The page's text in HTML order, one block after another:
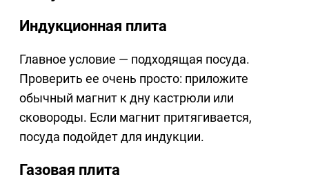
Индукционная плита
Главное условие — подходящая посуда.
Проверить ее очень просто: приложите
обычный магнит к дну кастрюли или
сковороды. Если магнит притягивается,
посуда подойдет для индукции.
Газовая плита